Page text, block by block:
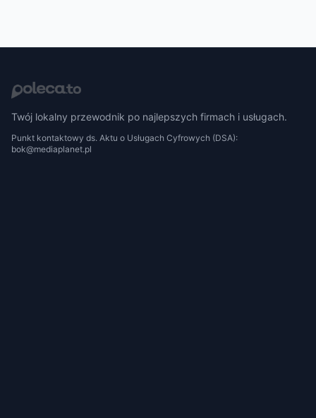
Twój lokalny przewodnik po najlepszych firmach i usługach.
Punkt kontaktowy ds. Aktu o Usługach Cyfrowych (DSA):
bok@mediaplanet.pl